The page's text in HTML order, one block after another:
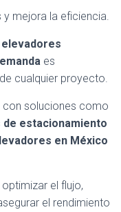
mejora la eficiencia.
es
cualquier proyecto.
con soluciones como
de estacionamiento
en México
el flujo,
el rendimiento